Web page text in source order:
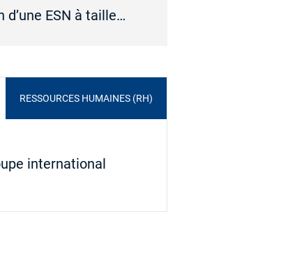
ESN à taille…
RESSOURCES HUMAINES (RH)
international